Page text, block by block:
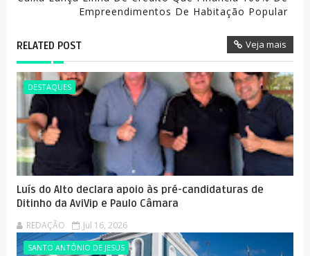
Empreendimentos De Habitação Popular
RELATED POST Veja mais
DESTAQUES
Luís do Alto declara apoio às pré-candidaturas de
Ditinho da AviVip e Paulo Câmara
REDAÇÃO Jul 16, 2026
SANTO ANTÔNIO DE JESUS